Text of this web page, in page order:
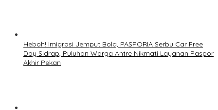
Heboh! Imigrasi Jemput Bola, PASPORIA Serbu Car Free
Day Sidrap, Puluhan Warga Antre Nikmati Layanan Paspor
Akhir Pekan